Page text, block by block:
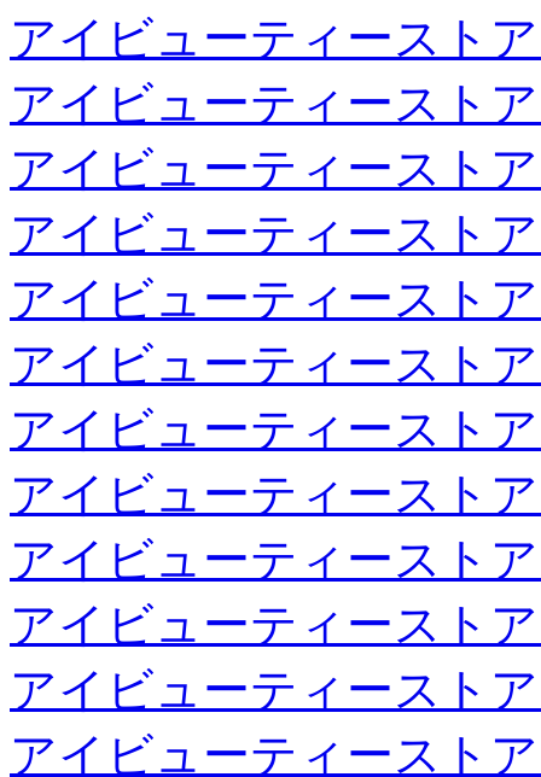
アイビューティースト
アイビューティースト
アイビューティースト
アイビューティースト
アイビューティースト
アイビューティースト
アイビューティースト
アイビューティースト
アイビューティースト
アイビューティースト
アイビューティースト
アイビューティースト